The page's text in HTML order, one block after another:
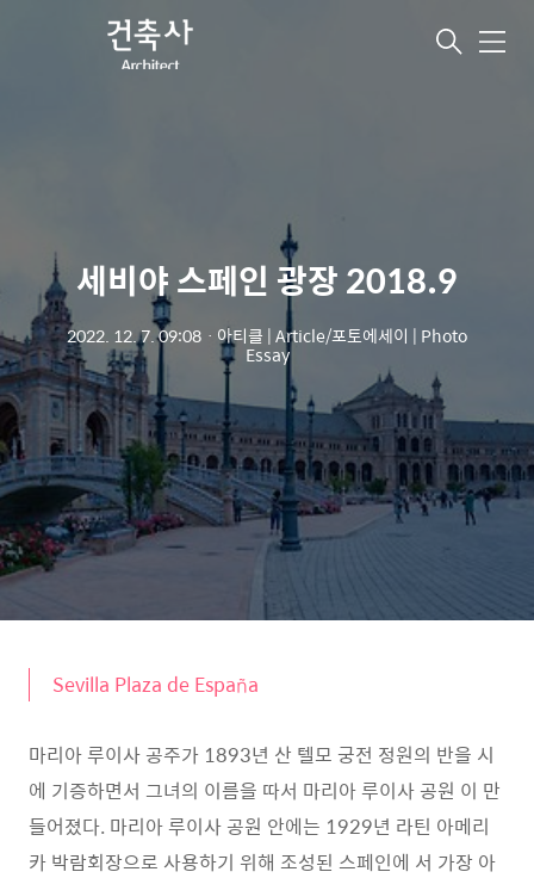
메
세비야 스페인 광장 2018.9
2022. 12. 7. 09:08 ㆍ 아티클 | Article/포토에세이 | Photo
Essay
Sevilla Plaza de España
마리아 루이사 공주가 1893년 산 텔모 궁전 정원의 반을 시
에 기증하면서 그녀의 이름을 따서 마리아 루이사 공원 이 만
들어졌다. 마리아 루이사 공원 안에는 1929년 라틴 아메리
카 박람회장으로 사용하기 위해 조성된 스페인에 서 가장 아